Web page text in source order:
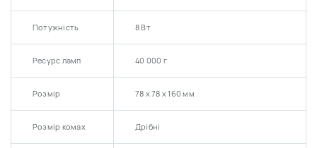
Потужність 8 Вт
Ресурс ламп 40 000 г
Розмір 78 х 78 х 160 мм
Розмір комах Дрібні